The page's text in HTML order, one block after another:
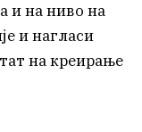
и на ниво на
и нагласи
на креирање